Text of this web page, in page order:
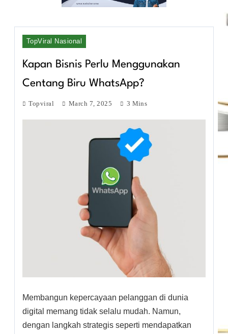
TopViral Nasional
Kapan Bisnis Perlu Menggunakan
Centang Biru WhatsApp?
Topviral March 7, 2025 3 Mins
Membangun kepercayaan pelanggan di dunia
digital memang tidak selalu mudah. Namun,
dengan langkah strategis seperti mendapatkan